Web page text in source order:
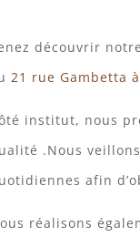
découvrir
21 rue Gambetta à
institut, nous
.Nous
afin
réalisons